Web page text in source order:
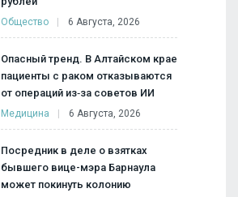
Общество 6 Августа, 2026
Опасный тренд. В Алтайском крае
пациенты с раком отказываются
от операций из‑за советов ИИ
Медицина 6 Августа, 2026
Посредник в деле о взятках
бывшего вице-мэра Барнаула
может покинуть колонию